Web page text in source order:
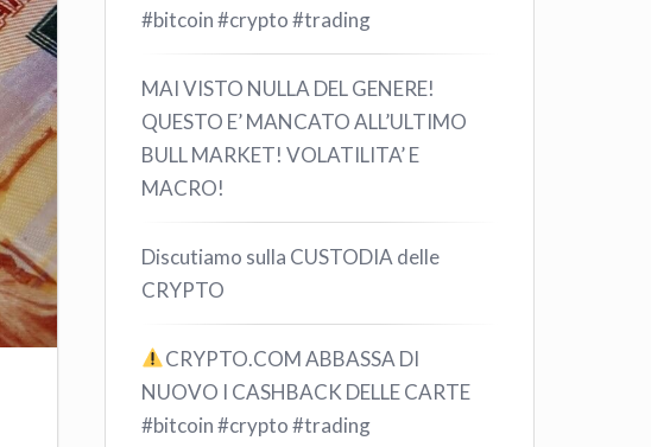
#bitcoin #crypto #trading
MAI VISTO NULLA DEL GENERE!
QUESTO E’ MANCATO ALL’ULTIMO
BULL MARKET! VOLATILITA’ E
MACRO!
Discutiamo sulla CUSTODIA delle
CRYPTO
CRYPTO.COM ABBASSA DI
NUOVO I CASHBACK DELLE CARTE
#bitcoin #crypto #trading